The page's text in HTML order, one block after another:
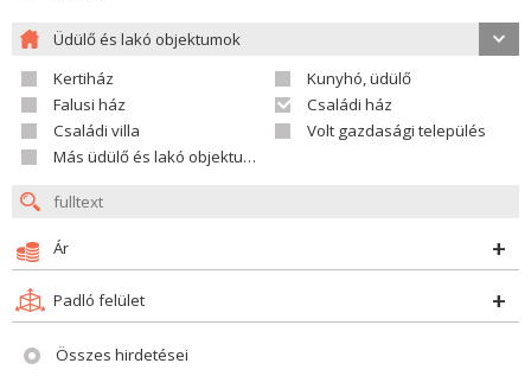
Üdülő és lakó objektumok
Kertiház
Kunyhó, üdülő
Falusi ház
Családi ház
Családi villa
Volt gazdasági település
Más üdülő és lakó objektumok
Ár
Padló felület
Összes hirdetései